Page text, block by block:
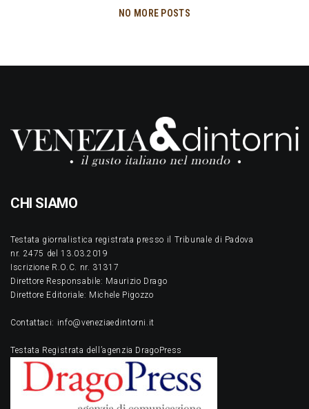
NO MORE POSTS
CHI SIAMO
Testata giornalistica registrata presso il Tribunale di Padova
nr. 2475 del 13.03.2019
Iscrizione R.O.C. nr. 31317
Direttore Responsabile: Maurizio Drago
Direttore Editoriale: Michele Pigozzo
Contattaci: info@veneziaedintorni.it
Testata Registrata dell’agenzia DragoPress